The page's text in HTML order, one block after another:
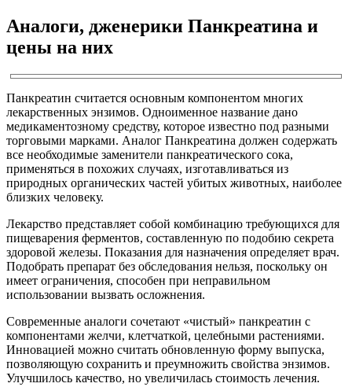
Аналоги, дженерики Панкреатина и
цены на них
Панкреатин считается основным компонентом многих
лекарственных энзимов. Одноименное название дано
медикаментозному средству, которое известно под разными
торговыми марками. Аналог Панкреатина должен содержать
все необходимые заменители панкреатического сока,
применяться в похожих случаях, изготавливаться из
природных органических частей убитых животных, наиболее
близких человеку.
Лекарство представляет собой комбинацию требующихся для
пищеварения ферментов, составленную по подобию секрета
здоровой железы. Показания для назначения определяет врач.
Подобрать препарат без обследования нельзя, поскольку он
имеет ограничения, способен при неправильном
использовании вызвать осложнения.
Современные аналоги сочетают «чистый» панкреатин с
компонентами желчи, клетчаткой, целебными растениями.
Инновацией можно считать обновленную форму выпуска,
позволяющую сохранить и преумножить свойства энзимов.
Улучшилось качество, но увеличилась стоимость лечения.